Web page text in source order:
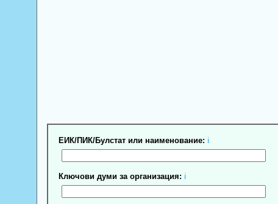
ЕИК/ПИК/Булстат или наименование: ℹ
Ключови думи за организация: ℹ